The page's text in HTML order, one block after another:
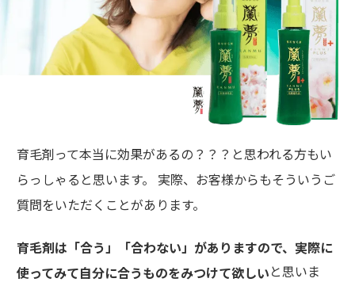
育毛剤って本当に効果があるの？？？と思われる方もい
らっしゃると思います。 実際、お客様からもそういうご
質問をいただくことがあります。
育毛剤は「合う」「合わない」がありますので、実際に
使ってみて自分に合うものをみつけて欲しいと思いま